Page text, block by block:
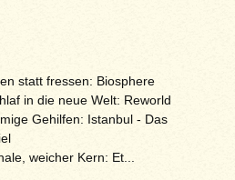
statt fressen: Biosphere
in die neue Welt: Reworld
Gehilfen: Istanbul - Das
weicher Kern: Et...